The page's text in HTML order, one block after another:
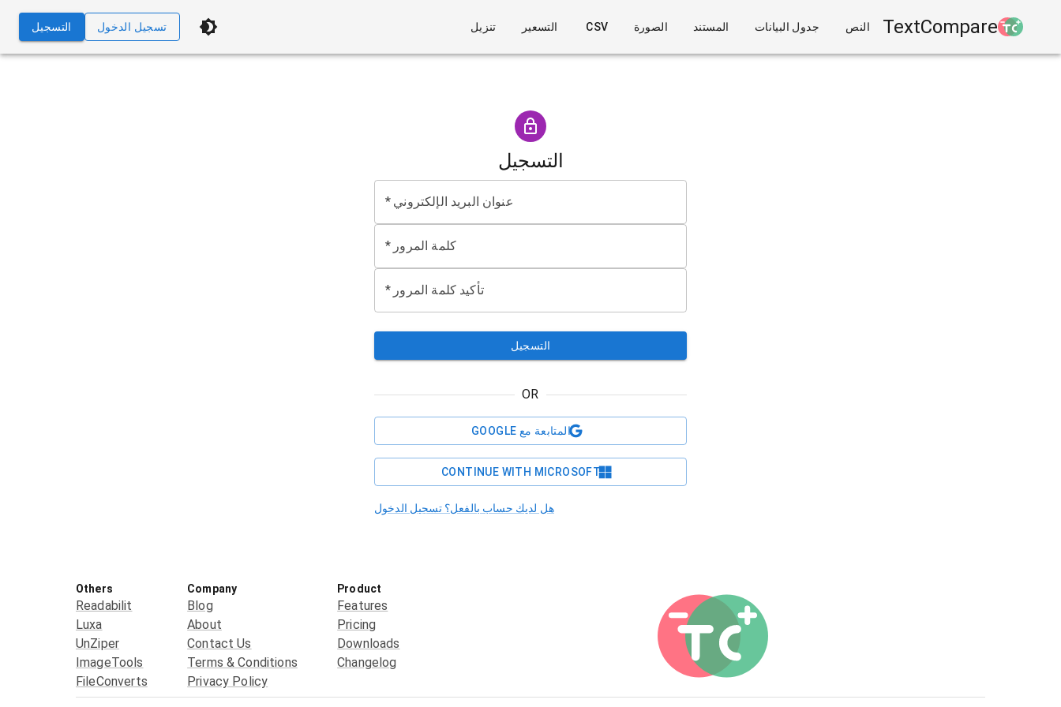
TextCompare النص جدول البيانات المستند الصورة CSV التسعير تنزيل تسجيل الدخول التسجيل
التسجيل
عنوان البريد الإلكتروني *
كلمة المرور *
تأكيد كلمة المرور *
التسجيل
OR
المتابعة مع GOOGLE
CONTINUE WITH MICROSOFT
هل لديك حساب بالفعل؟ تسجيل الدخول
Product
Features
Pricing
Downloads
Changelog
Company
Blog
About
Contact Us
Terms & Conditions
Privacy Policy
Others
Readabilit
Luxa
UnZiper
ImageTools
FileConverts